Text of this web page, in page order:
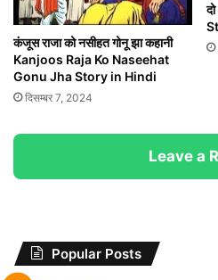
कंजूस राजा को नसीहत गोनू झा कहानी
Kanjoos Raja Ko Naseehat
Gonu Jha Story in Hindi
दिसम्बर 7, 2024
Leave a
Popular Posts